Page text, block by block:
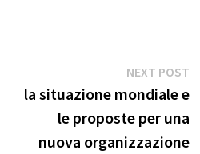
NEXT POST
la situazione mondiale e
le proposte per una
nuova organizzazione